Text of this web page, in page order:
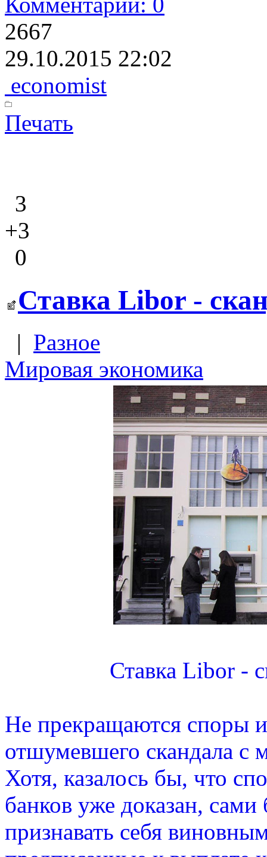
2667
29.10.2015 22:02
economist
Печать
3
+3
0
Ставка Libor -
| Разное
Мировая экономика
Ставка Libor -
Не прекращаются споры
отшумевшего скандала с
Хотя, казалось бы, что
банков уже доказан, сами
признавать себя